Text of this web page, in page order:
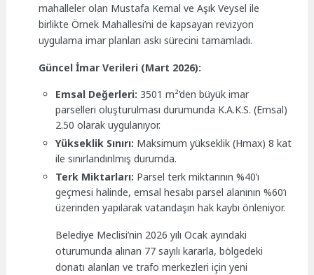
mahalleler olan Mustafa Kemal ve Aşık Veysel ile
birlikte Örnek Mahallesi’ni de kapsayan revizyon
uygulama imar planları askı sürecini tamamladı.
Güncel İmar Verileri (Mart 2026):
Emsal Değerleri: 3501 m²’den büyük imar
parselleri oluşturulması durumunda K.A.K.S. (Emsal)
2.50 olarak uygulanıyor.
Yükseklik Sınırı: Maksimum yükseklik (Hmax) 8 kat
ile sınırlandırılmış durumda.
Terk Miktarları: Parsel terk miktarının %40’ı
geçmesi halinde, emsal hesabı parsel alanının %60’ı
üzerinden yapılarak vatandaşın hak kaybı önleniyor.
Belediye Meclisi’nin 2026 yılı Ocak ayındaki
oturumunda alınan 77 sayılı kararla, bölgedeki
donatı alanları ve trafo merkezleri için yeni